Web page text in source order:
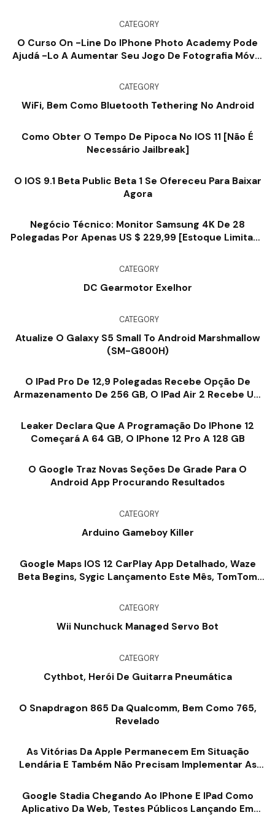
CATEGORY
O Curso On -line Do IPhone Photo Academy Pode
Ajudá -lo A Aumentar Seu Jogo De Fotografia Móvel
CATEGORY
WiFi, Bem Como Bluetooth Tethering No Android
Como Obter O Tempo De Pipoca No IOS 11 [Não É
Necessário Jailbreak]
O IOS 9.1 Beta Public Beta 1 Se Ofereceu Para Baixar
Agora
Negócio Técnico: Monitor Samsung 4K De 28
Polegadas Por Apenas US $ 229,99 [estoque Limitado
CATEGORY
DC Gearmotor Exelhor
CATEGORY
Atualize O Galaxy S5 Small To Android Marshmallow
(SM-G800H)
O IPad Pro De 12,9 Polegadas Recebe Opção De
Armazenamento De 256 GB, O IPad Air 2 Recebe Um
Leaker Declara Que A Programação Do IPhone 12
Começará A 64 GB, O IPhone 12 Pro A 128 GB
O Google Traz Novas Seções De Grade Para O
Android App Procurando Resultados
CATEGORY
Arduino Gameboy Killer
Google Maps IOS 12 CarPlay App Detalhado, Waze
Beta Begins, Sygic Lançamento Este Mês, TomTom
CATEGORY
Wii Nunchuck Managed Servo Bot
CATEGORY
Cythbot, Herói De Guitarra Pneumática
O Snapdragon 865 Da Qualcomm, Bem Como 765,
Revelado
As Vitórias Da Apple Permanecem Em Situação
Lendária E Também Não Precisam Implementar As
Google Stadia Chegando Ao IPhone E IPad Como
Aplicativo Da Web, Testes Públicos Lançando Em